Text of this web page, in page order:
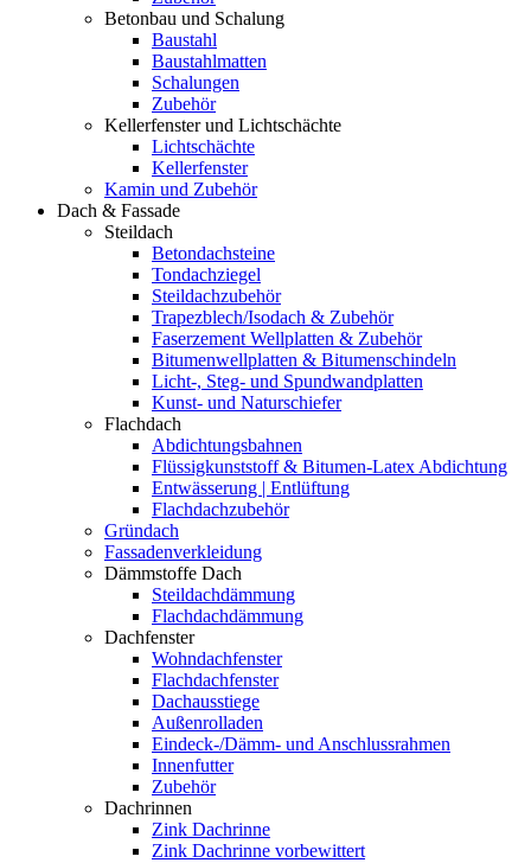
Betonbau und Schalung
Baustahl
Baustahlmatten
Schalungen
Zubehör
Kellerfenster und Lichtschächte
Lichtschächte
Kellerfenster
Kamin und Zubehör
Dach & Fassade
Steildach
Betondachsteine
Tondachziegel
Steildachzubehör
Trapezblech/Isodach & Zubehör
Faserzement Wellplatten & Zubehör
Bitumenwellplatten & Bitumenschindeln
Licht-, Steg- und Spundwandplatten
Kunst- und Naturschiefer
Flachdach
Abdichtungsbahnen
Flüssigkunststoff & Bitumen-Latex Abdichtung
Entwässerung | Entlüftung
Flachdachzubehör
Gründach
Fassadenverkleidung
Dämmstoffe Dach
Steildachdämmung
Flachdachdämmung
Dachfenster
Wohndachfenster
Flachdachfenster
Dachausstiege
Außenrolladen
Eindeck-/Dämm- und Anschlussrahmen
Innenfutter
Zubehör
Dachrinnen
Zink Dachrinne
Zink Dachrinne vorbewittert